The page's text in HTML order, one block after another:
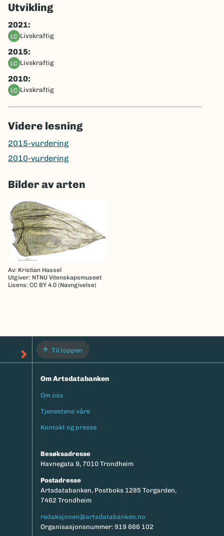
Utvikling
2021:
LC livskraftig
2015:
LC livskraftig
2010:
LC livskraftig
Videre lesning
2015-vurdering
2010-vurdering
Bilder av arten
Av: Kristian Hassel
Utgiver: NTNU Vitenskapsmuseet
Lisens: CC BY 4.0 (Navngivelse)
Til toppen
Om Artsdatabanken
Footermeny
Om oss
Tjenestene våre
Kontakt og presse
Besøksadresse
Havnegata 9, 7010 Trondheim
Postadresse
Artsdatabanken, Postboks 1285 Torgarden,
7462 Trondheim
redaksjonen@artsdatabanken.no
Organisasjonsnummer: 919 666 102